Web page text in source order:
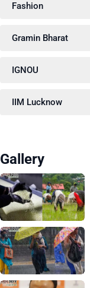
Fashion
Gramin Bharat
IGNOU
IIM Lucknow
Gallery